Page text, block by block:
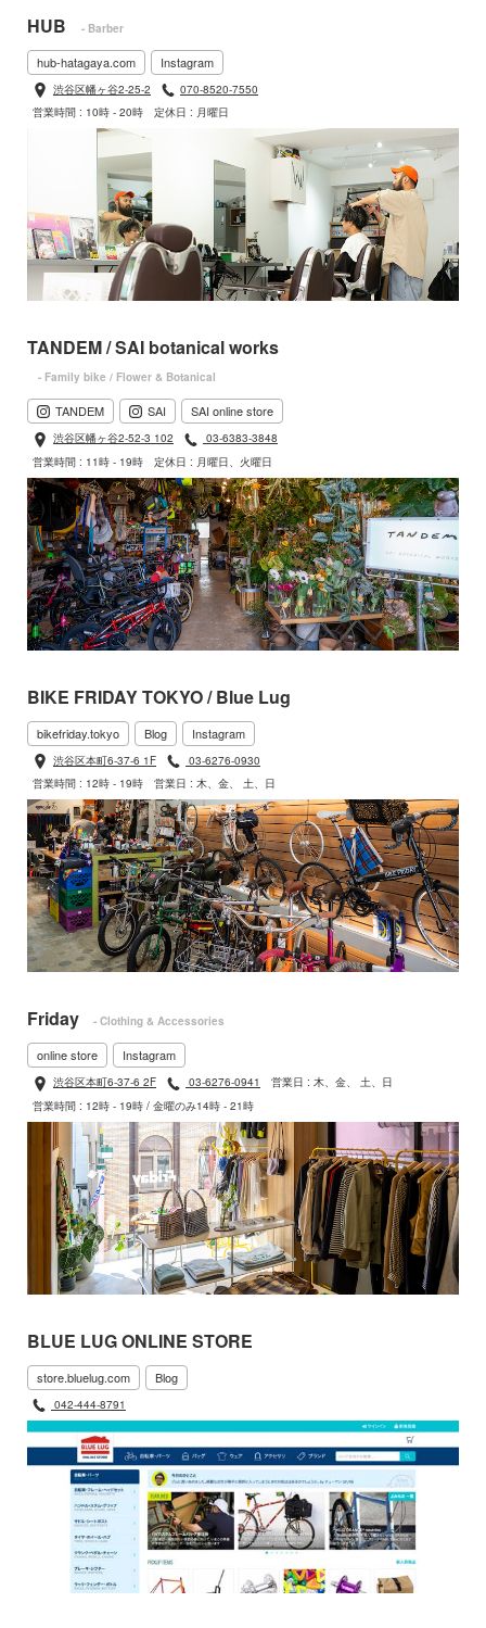
HUB - Barber
hub-hatagaya.com Instagram
渋谷区幡ヶ谷2-25-2
070-8520-7550
営業時間 : 10時 - 20時
定休日 : 月曜日
TANDEM / SAI botanical works
- Family bike / Flower & Botanical
TANDEM SAI SAI online store
渋谷区幡ヶ谷2-52-3 102
03-6383-3848
営業時間 : 11時 - 19時
定休日 : 月曜日、火曜日
BIKE FRIDAY TOKYO / Blue Lug
bikefriday.tokyo Blog Instagram
渋谷区本町6-37-6 1F
03-6276-0930
営業時間 : 12時 - 19時
営業日 : 木、金、 土、日
Friday - Clothing & Accessories
online store Instagram
渋谷区本町6-37-6 2F 03-6276-0941
営業日 : 木、金、 土、日
営業時間 : 12時 - 19時 / 金曜のみ14時 - 21時
BLUE LUG ONLINE STORE
store.bluelug.com Blog
042-444-8791